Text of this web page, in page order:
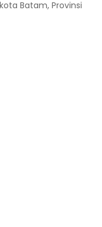
Batam, Provinsi